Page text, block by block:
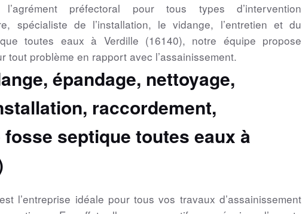
préfectoral pour tous types d’intervention
spécialiste de l’installation, le vidange, l’entretien et du
toutes eaux à Verdille (16140), notre équipe propose
tout problème en rapport avec l’assainissement.
épandage, nettoyage,
raccordement,
fosse septique toutes eaux à
l’entreprise idéale pour tous vos travaux d’assainissement